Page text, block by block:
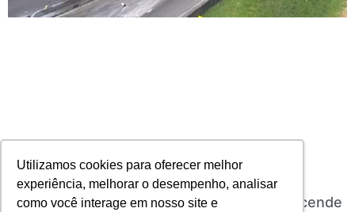
Utilizamos cookies para oferecer melhor
experiência, melhorar o desempenho, analisar
como você interage em nosso site e
Explosão na BR-101 em Santa Catarina reacende